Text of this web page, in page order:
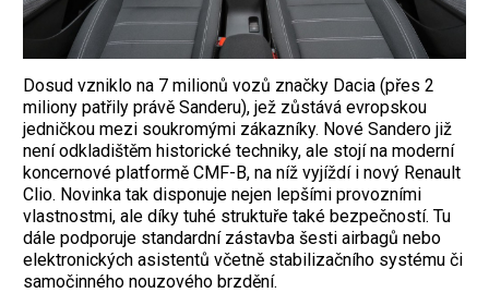
Dosud vzniklo na 7 milionů vozů značky Dacia (přes 2
miliony patřily právě Sanderu), jež zůstává evropskou
jedničkou mezi soukromými zákazníky. Nové Sandero již
není odkladištěm historické techniky, ale stojí na moderní
koncernové platformě CMF-B, na níž vyjíždí i nový Renault
Clio. Novinka tak disponuje nejen lepšími provozními
vlastnostmi, ale díky tuhé struktuře také bezpečností. Tu
dále podporuje standardní zástavba šesti airbagů nebo
elektronických asistentů včetně stabilizačního systému či
samočinného nouzového brzdění.